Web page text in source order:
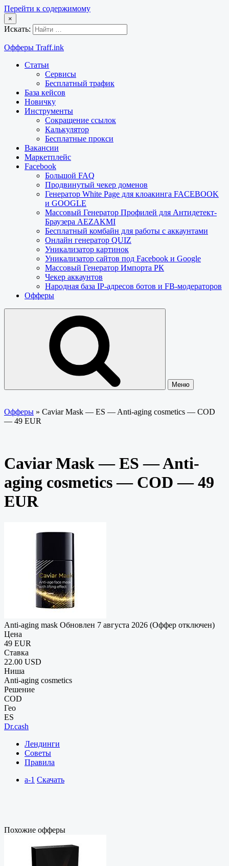
Перейти к содержимому
×
Искать:
Офферы Traff.ink
Статьи
Сервисы
Бесплатный трафик
База кейсов
Новичку
Инструменты
Сокращение ссылок
Калькулятор
Бесплатные прокси
Вакансии
Маркетплейс
Facebook
Большой FAQ
Продвинутый чекер доменов
Генератор White Page для клоакинга FACEBOOK
и GOOGLE
Массовый Генератор Профилей для Антидетект-
Браузера AEZAKMI
Бесплатный комбайн для работы с аккаунтами
Онлайн генератор QUIZ
Уникализатор картинок
Уникализатор сайтов под Facebook и Google
Массовый Генератор Импорта РК
Чекер аккаунтов
Народная база IP-адресов ботов и FB-модераторов
Офферы
Меню
Офферы » Caviar Mask — ES — Anti-aging cosmetics — COD
— 49 EUR
Caviar Mask — ES — Anti-
aging cosmetics — COD — 49
EUR
Anti-aging mask Обновлен 7 августа 2026 (Оффер отключен)
Цена
49 EUR
Ставка
22.00 USD
Ниша
Anti-aging cosmetics
Решение
COD
Гео
ES
Dr.cash
Лендинги
Советы
Правила
a-1 Скачать
Похожие офферы